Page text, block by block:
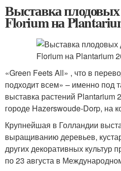
Выставка плодовых
Florium на
«Green Feets All» , что в
подходит всем» – именно под
выставка растений Plantarium
городе Hazerswoude-Dorp, на
Крупнейшая в Голландии
выращиванию деревьев,
других декоративных культур
по 23 августа в